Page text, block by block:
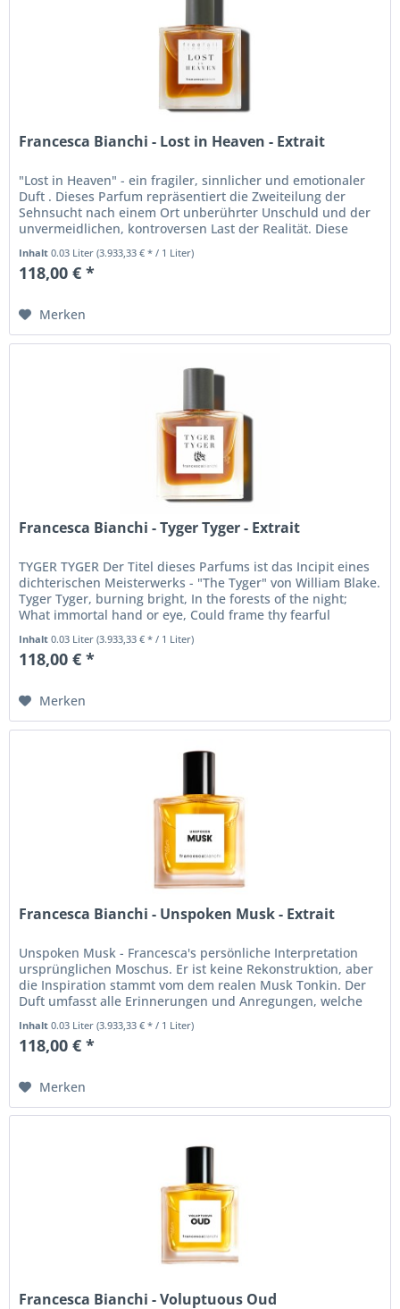
Francesca Bianchi - Lost in Heaven - Extrait
"Lost in Heaven" - ein fragiler, sinnlicher und emotionaler
Duft . Dieses Parfum repräsentiert die Zweiteilung der
Sehnsucht nach einem Ort unberührter Unschuld und der
unvermeidlichen, kontroversen Last der Realität. Diese
Dualität wird...
Inhalt0.03 Liter(3.933,33 € * / 1 Liter)
118,00 € *
Merken
Francesca Bianchi - Tyger Tyger - Extrait
TYGER TYGER Der Titel dieses Parfums ist das Incipit eines
dichterischen Meisterwerks - "The Tyger" von William Blake.
Tyger Tyger, burning bright, In the forests of the night;
What immortal hand or eye, Could frame thy fearful
symmetry?...
Inhalt0.03 Liter(3.933,33 € * / 1 Liter)
118,00 € *
Merken
Francesca Bianchi - Unspoken Musk - Extrait
Unspoken Musk - Francesca's persönliche Interpretation
ursprünglichen Moschus. Er ist keine Rekonstruktion, aber
die Inspiration stammt vom dem realen Musk Tonkin. Der
Duft umfasst alle Erinnerungen und Anregungen, welche
Inhalt0.03 Liter(3.933,33 € * / 1 Liter)
118,00 € *
Merken
Francesca Bianchi - Voluptuous Oud